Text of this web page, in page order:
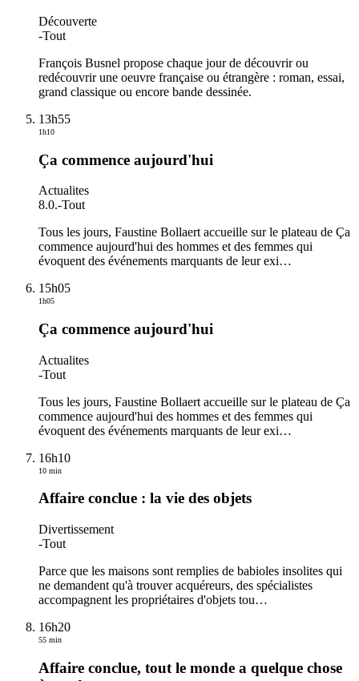
Découverte
-Tout
François Busnel propose chaque jour de découvrir ou
redécouvrir une oeuvre française ou étrangère : roman, essai,
grand classique ou encore bande dessinée.
13h55
1h10
Ça commence aujourd'hui
Actualites
8.0.-Tout
Tous les jours, Faustine Bollaert accueille sur le plateau de Ça
commence aujourd'hui des hommes et des femmes qui
évoquent des événements marquants de leur exi…
15h05
1h05
Ça commence aujourd'hui
Actualites
-Tout
Tous les jours, Faustine Bollaert accueille sur le plateau de Ça
commence aujourd'hui des hommes et des femmes qui
évoquent des événements marquants de leur exi…
16h10
10 min
Affaire conclue : la vie des objets
Divertissement
-Tout
Parce que les maisons sont remplies de babioles insolites qui
ne demandent qu'à trouver acquéreurs, des spécialistes
accompagnent les propriétaires d'objets tou…
16h20
55 min
Affaire conclue, tout le monde a quelque chose